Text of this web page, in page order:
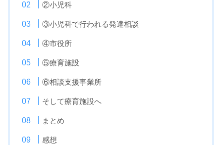
②小児科
③小児科で行われる発達相談
④市役所
⑤療育施設
⑥相談支援事業所
そして療育施設へ
まとめ
感想